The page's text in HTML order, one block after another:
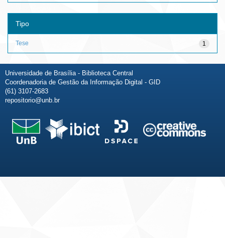
Tipo
1
Tese
Universidade de Brasília - Biblioteca Central
Coordenadoria de Gestão da Informação Digital - GID
(61) 3107-2683
repositorio@unb.br